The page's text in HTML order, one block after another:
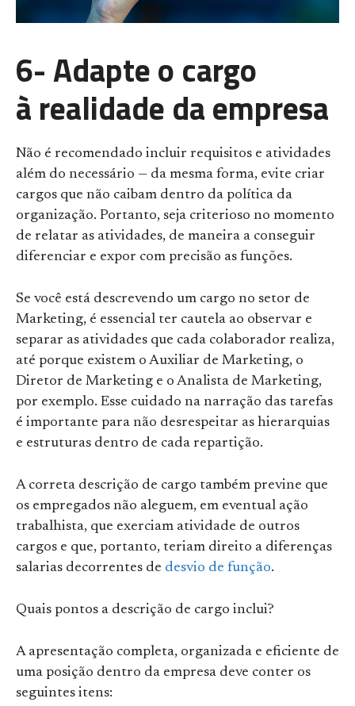
6- Adapte o cargo
à realidade da empresa
Não é recomendado incluir requisitos e atividades
além do necessário — da mesma forma, evite criar
cargos que não caibam dentro da política da
organização. Portanto, seja criterioso no momento
de relatar as atividades, de maneira a conseguir
diferenciar e expor com precisão as funções.
Se você está descrevendo um cargo no setor de
Marketing, é essencial ter cautela ao observar e
separar as atividades que cada colaborador realiza,
até porque existem o Auxiliar de Marketing, o
Diretor de Marketing e o Analista de Marketing,
por exemplo. Esse cuidado na narração das tarefas
é importante para não desrespeitar as hierarquias
e estruturas dentro de cada repartição.
A correta descrição de cargo também previne que
os empregados não aleguem, em eventual ação
trabalhista, que exerciam atividade de outros
cargos e que, portanto, teriam direito a diferenças
salarias decorrentes de desvio de função.
Quais pontos a descrição de cargo inclui?
A apresentação completa, organizada e eficiente de
uma posição dentro da empresa deve conter os
seguintes itens: